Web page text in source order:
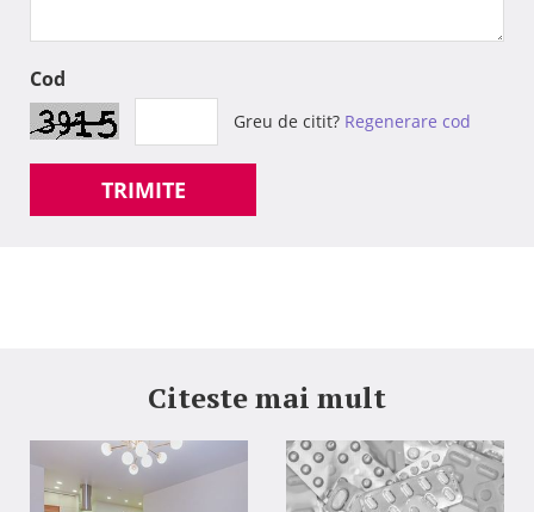
Cod
Greu de citit? Regenerare cod
TRIMITE
Citeste mai mult